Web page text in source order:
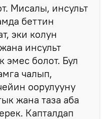
Мисалы, инсульт
беттин
эки колун
инсульт
эмес болот. Бул
чалып,
оорулууну
жана таза аба
Капталдап